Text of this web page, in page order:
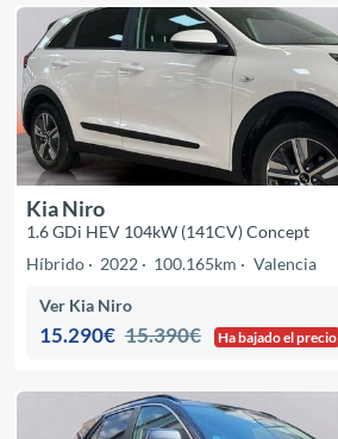
Kia Niro
1.6 GDi HEV 104kW (141CV) Concept
Híbrido
2022 100.165km Valencia
Ver Kia Niro
15.290€ 15.390€ Ha bajado el precio